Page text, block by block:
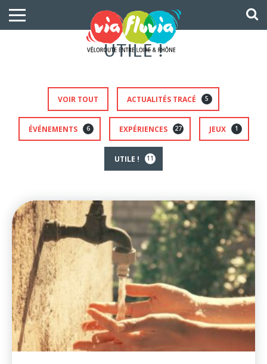
UTILE !
VOIR TOUT ACTUALITÉS TRACÉ 5
ÉVÉNEMENTS 6 EXPÉRIENCES 27 JEUX 1
UTILE ! 11